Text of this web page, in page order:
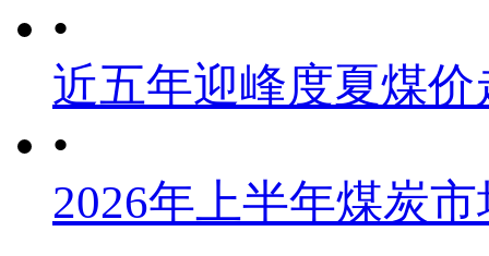
•
近五年迎峰度夏煤价
•
2026年上半年煤炭